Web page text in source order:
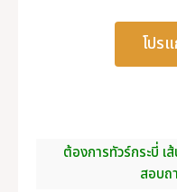
โปร
ต้องการทัวร์กระบี่
สอบถ